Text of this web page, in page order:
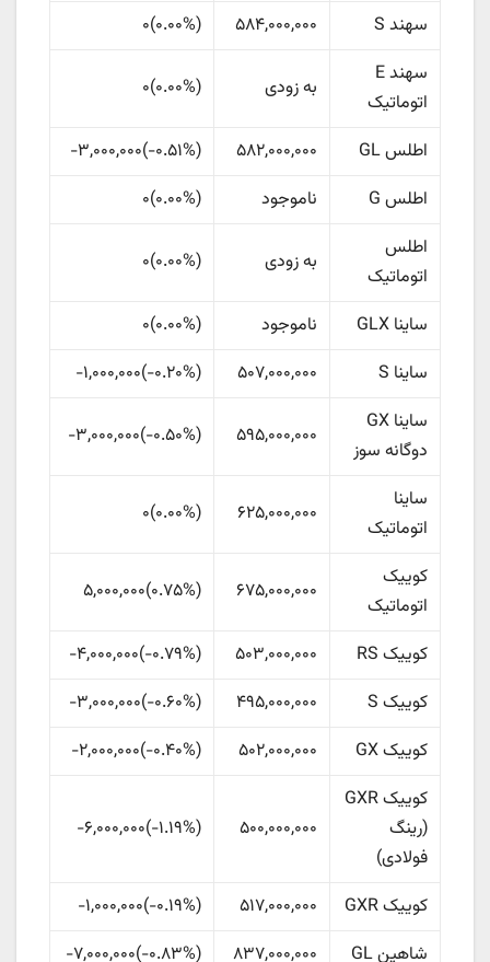
سهند S
۵۸۴,۰۰۰,۰۰۰ (۰.۰۰%)۰
سهند E
اتوماتیک
به زودی (۰.۰۰%)۰
اطلس GL ۵۸۲,۰۰۰,۰۰۰ (‎-۰.۵۱%‏)-۳,۰۰۰,۰۰۰
اطلس G
ناموجود (۰.۰۰%)۰
اطلس
اتوماتیک
به زودی (۰.۰۰%)۰
ساینا GLX ناموجود (۰.۰۰%)۰
ساینا S
۵۰۷,۰۰۰,۰۰۰ (‎-۰.۲۰%‏)-۱,۰۰۰,۰۰۰
ساینا GX
دوگانه سوز
۵۹۵,۰۰۰,۰۰۰ (‎-۰.۵۰%‏)-۳,۰۰۰,۰۰۰
ساینا
اتوماتیک
۶۲۵,۰۰۰,۰۰۰ (۰.۰۰%)۰
کوییک
اتوماتیک
۶۷۵,۰۰۰,۰۰۰ (‎۰.۷۵%‏)۵,۰۰۰,۰۰۰
کوییک RS ۵۰۳,۰۰۰,۰۰۰ (‎-۰.۷۹%‏)-۴,۰۰۰,۰۰۰
کوییک S
۴۹۵,۰۰۰,۰۰۰ (‎-۰.۶۰%‏)-۳,۰۰۰,۰۰۰
کوییک GX
۵۰۲,۰۰۰,۰۰۰ (‎-۰.۴۰%‏)-۲,۰۰۰,۰۰۰
کوییک GXR
(رینگ
فولادی)
۵۰۰,۰۰۰,۰۰۰ (‎-۱.۱۹%‏)-۶,۰۰۰,۰۰۰
کوییک GXR ۵۱۷,۰۰۰,۰۰۰ (‎-۰.۱۹%‏)-۱,۰۰۰,۰۰۰
شاهین GL
۸۳۷,۰۰۰,۰۰۰ (‎-۰.۸۳%‏)-۷,۰۰۰,۰۰۰